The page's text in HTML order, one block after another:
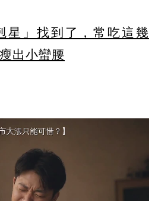
星」找到了，常吃這幾
出小蠻腰